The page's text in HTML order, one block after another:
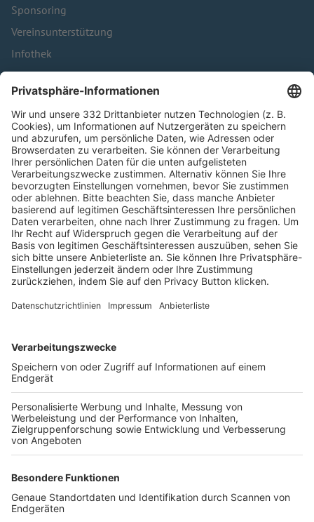
Sponsoring
Vereinsunterstützung
Infothek
Kontakt
HÄUFIG BESUCHTE SEITEN
Pässe und Vereinswechsel
Trainerausbildung
Schulungsangebot Vereinsmitarbeiter
BFV-Geschäftsstellen
Trainerbörse
Login SpielPlus
FOLGE DEM BFV
TOP-VEREINE
TOP-PARTNER